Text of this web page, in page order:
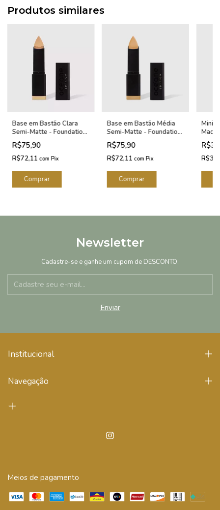
Produtos similares
Base em Bastão Clara
Semi-Matte - Foundation
Stick Sand Océane Edition
8g
R$75,90
R$72,11 com Pix
Base em Bastão Média
Semi-Matte - Foundation
Stick Beige Océane
Edition 8g
R$75,90
R$72,11 com Pix
Mini
Newsletter
Cadastre-se e ganhe um cupom de DESCONTO.
Institucional
Navegação
Meios de pagamento